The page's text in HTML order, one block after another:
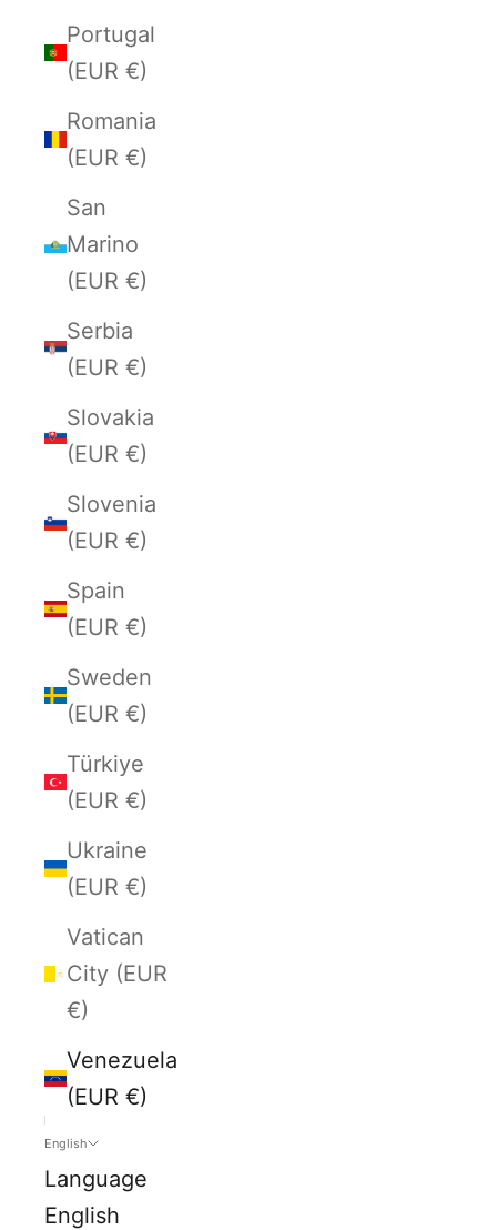
Portugal
(EUR €)
Romania
(EUR €)
San
Marino
(EUR €)
Serbia
(EUR €)
Slovakia
(EUR €)
Slovenia
(EUR €)
Spain
(EUR €)
Sweden
(EUR €)
Türkiye
(EUR €)
Ukraine
(EUR €)
Vatican
City (EUR
€)
Venezuela
(EUR €)
English
Language
English